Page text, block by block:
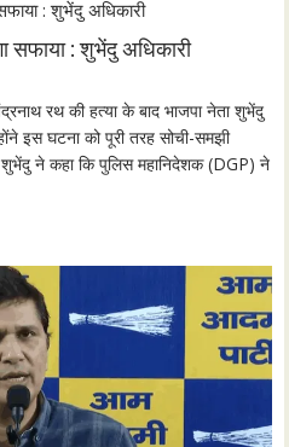
n
s
l
s
e
n
सफाया : शुभेंदु अधिकारी
रथ की हत्या के बाद भाजपा नेता शुभेंदु
इस घटना को पूरी तरह सोची-समझी
शुभेंदु ने कहा कि पुलिस महानिदेशक (DGP) ने